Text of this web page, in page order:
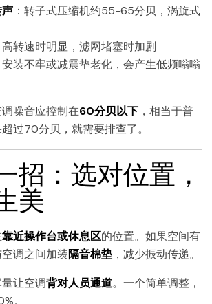
：转子式压缩机约55-65分贝，涡旋式
高转速时明显，滤网堵塞时加剧
安装不牢或减震垫老化，会产生低频嗡嗡
噪音应控制在60分贝以下 ，相当于普
过70分贝，就需要排查了。
招：选对位置，
美
靠近操作台或休息区的位置。如果空间有
调之间加装隔音棉垫 ，减少振动传递。
让空调背对人员通道。一个简单调整，
。